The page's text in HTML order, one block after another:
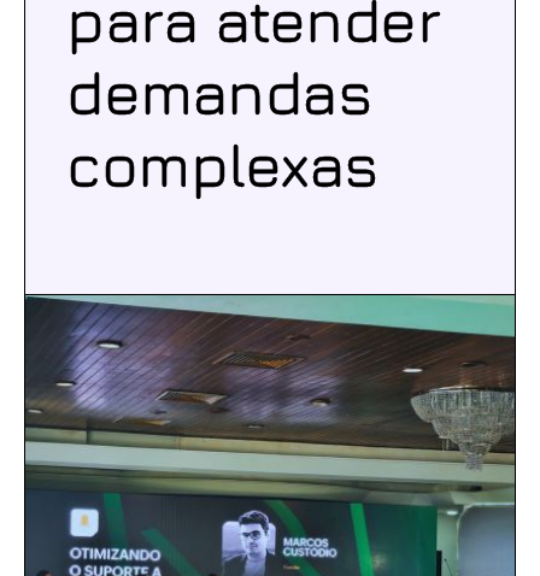
para atender
demandas
complexas